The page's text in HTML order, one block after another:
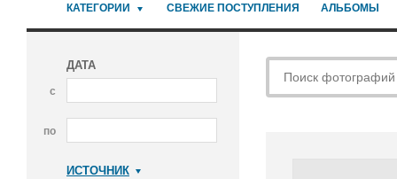
КАТЕГОРИИ СВЕЖИЕ ПОСТУПЛЕНИЯ АЛЬБОМЫ
ДАТА
с
по
ИСТОЧНИК